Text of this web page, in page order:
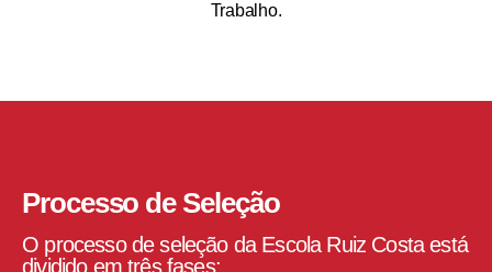
Trabalho.
Processo de Seleção
O processo de seleção da Escola Ruiz Costa está
dividido em três fases: